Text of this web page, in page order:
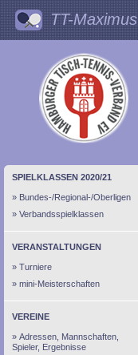
TT-Maximus
SPIELKLASSEN 2020/21
Bundes-/Regional-/Oberligen
Verbandsspielklassen
VERANSTALTUNGEN
Turniere
mini-Meisterschaften
VEREINE
Adressen, Mannschaften,
Spieler, Ergebnisse